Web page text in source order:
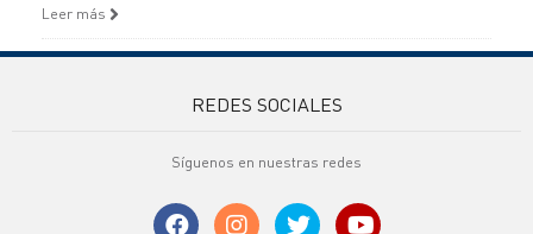
Leer más
REDES SOCIALES
Síguenos en nuestras redes